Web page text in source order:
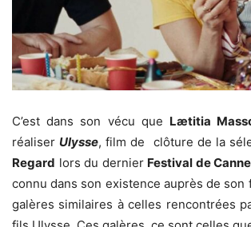
C’est dans son vécu que Lætitia
réaliser Ulysse, film de clôture de la
Regard lors du dernier Festival de
connu dans son existence auprès de son
galères similaires à celles rencontrées